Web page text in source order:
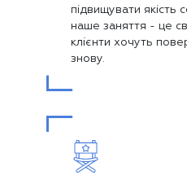
підвищувати якість
наше заняття - це
клієнти хочуть
знову.